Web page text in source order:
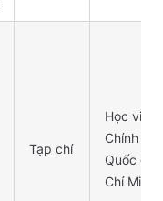
Tạp chí
Học viện
Chính trị
Quốc gia
Chí Minh